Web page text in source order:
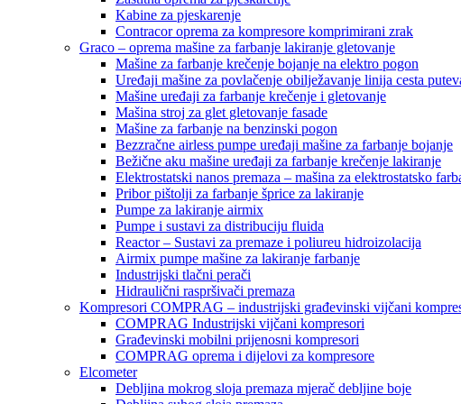
Kabine za pjeskarenje
Contracor oprema za kompresore komprimirani zrak
Graco – oprema mašine za farbanje lakiranje gletovanje
Mašine za farbanje krečenje bojanje na elektro pogon
Uređaji mašine za povlačenje obilježavanje linija cesta
Mašine uređaji za farbanje krečenje i gletovanje
Mašina stroj za glet gletovanje fasade
Mašine za farbanje na benzinski pogon
Bezzračne airless pumpe uređaji mašine za farbanje bojanje
Bežične aku mašine uređaji za farbanje krečenje lakiranje
Elektrostatski nanos premaza – mašina za elektrostatsko
Pribor pištolji za farbanje šprice za lakiranje
Pumpe za lakiranje airmix
Pumpe i sustavi za distribuciju fluida
Reactor – Sustavi za premaze i poliureu hidroizolacija
Airmix pumpe mašine za lakiranje farbanje
Industrijski tlačni perači
Hidraulični raspršivači premaza
Kompresori COMPRAG – industrijski građevinski vijčani
COMPRAG Industrijski vijčani kompresori
Građevinski mobilni prijenosni kompresori
COMPRAG oprema i dijelovi za kompresore
Elcometer
Debljina mokrog sloja premaza mjerač debljine boje